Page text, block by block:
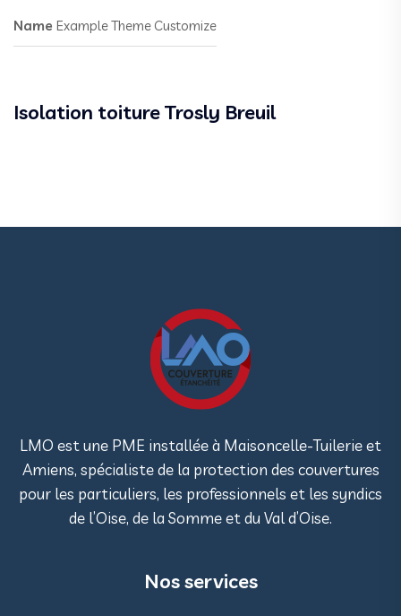
Name Example Theme Customize
Isolation toiture Trosly Breuil
LMO est une PME installée à Maisoncelle-Tuilerie et
Amiens, spécialiste de la protection des couvertures
pour les particuliers, les professionnels et les syndics
de l’Oise, de la Somme et du Val d’Oise.
Nos services